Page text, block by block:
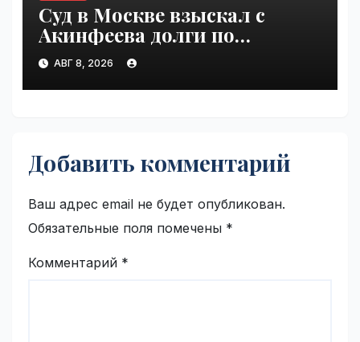
Суд в Москве взыскал с
Акинфеева долги по
коммунальным платежам |
VseTime.ru
АВГ 8, 2026
Добавить комментарий
Ваш адрес email не будет опубликован.
Обязательные поля помечены *
Комментарий *